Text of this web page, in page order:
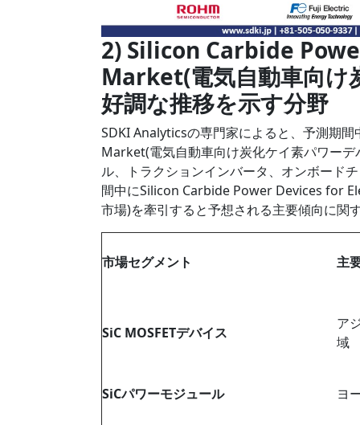
2) Silicon Carbide
Market(電気自動車向け
好調な推移を示す分野
SDKI Analyticsの専門家によると、予測期
Market(電気自動車向け炭化ケイ素パワーデ
ル、トラクションインバータ、オンボード
間中にSilicon Carbide Power Devices for
市場)を牽引すると予想される主要傾向に関
市場セグメント 主
SiC MOSFETデバイス
ア
域
SiCパワーモジュール ヨ